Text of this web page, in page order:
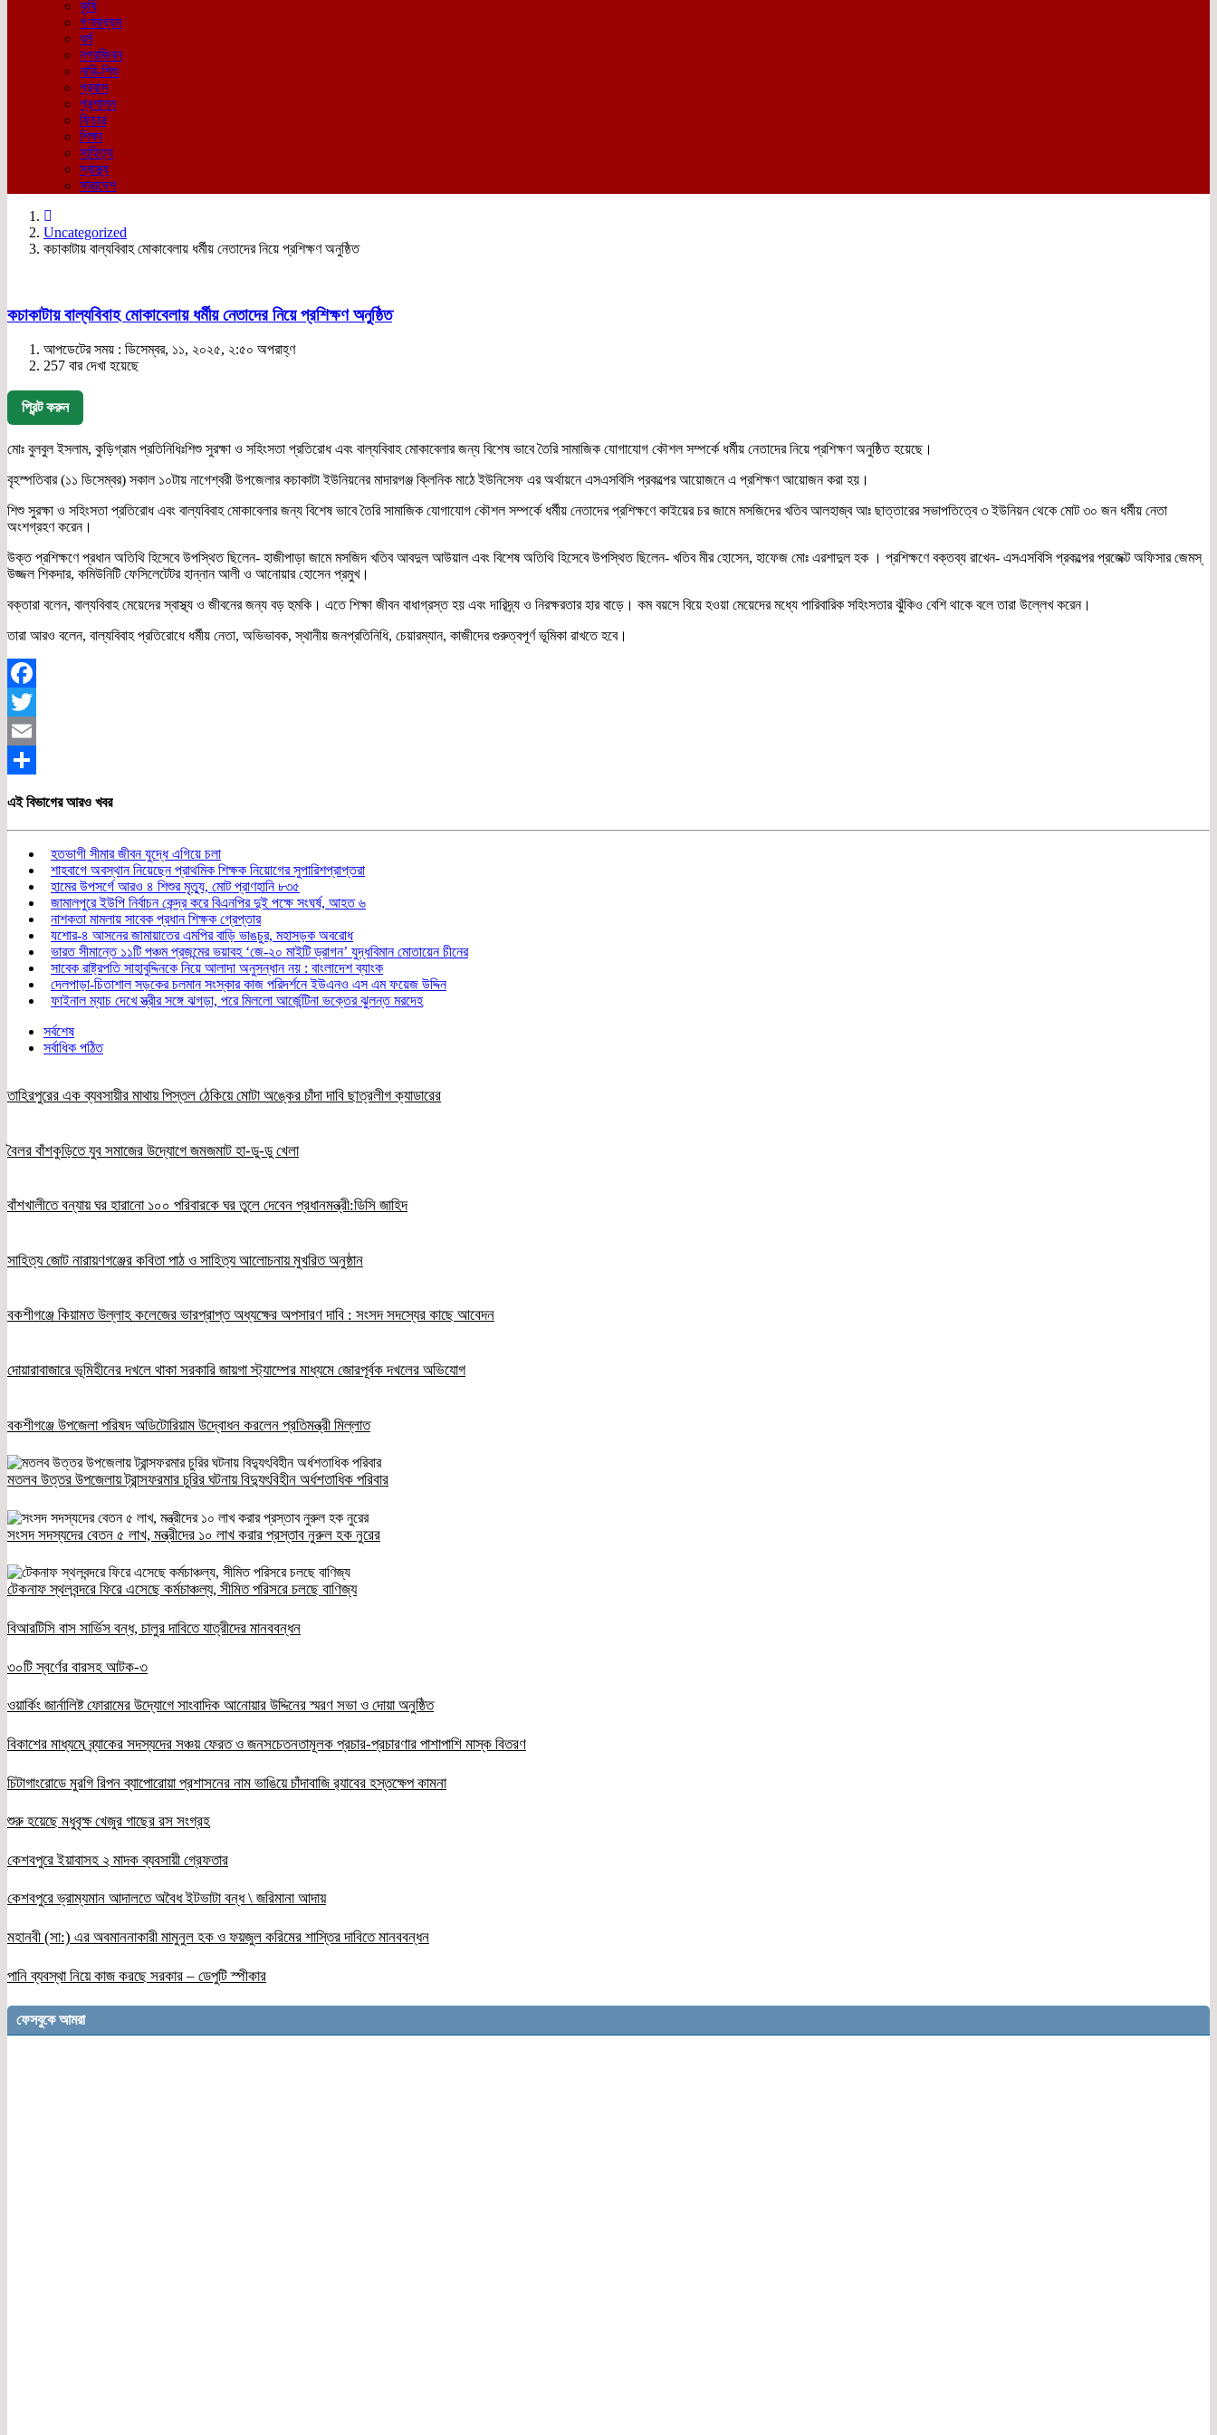
কৃষি
গণমাধ্যম
ধর্ম
নগরজিবন
নারি-শিশু
প্রবাস
প্রশাসন
ফিচার
শিক্ষা
সাহিত্য
স্বাস্থ্য
সারাদেশ
Uncategorized
কচাকাটায় বাল্যবিবাহ মোকাবেলায় ধর্মীয় নেতাদের নিয়ে প্রশিক্ষণ অনুষ্ঠিত
কচাকাটায় বাল্যবিবাহ মোকাবেলায় ধর্মীয় নেতাদের নিয়ে প্রশিক্ষণ অনুষ্ঠিত
আপডেটের সময় : ডিসেম্বর, ১১, ২০২৫, ২:৫০ অপরাহ্ণ
257 বার দেখা হয়েছে
প্রিন্ট করুন
মোঃ বুলবুল ইসলাম, কুড়িগ্রাম প্রতিনিধিঃশিশু সুরক্ষা ও সহিংসতা প্রতিরোধ এবং বাল্যবিবাহ মোকাবেলার জন্য বিশেষ ভাবে তৈরি সামাজিক যোগাযোগ কৌশল সম্পর্কে ধর্মীয় নেতাদের নিয়ে প্রশিক্ষণ অনুষ্ঠিত হয়েছে।
বৃহস্পতিবার (১১ ডিসেম্বর) সকাল ১০টায় নাগেশ্বরী উপজেলার কচাকাটা ইউনিয়নের মাদারগঞ্জ ক্লিনিক মাঠে ইউনিসেফ এর অর্থায়নে এসএসবিসি প্রকল্পের আয়োজনে এ প্রশিক্ষণ আয়োজন করা হয়।
শিশু সুরক্ষা ও সহিংসতা প্রতিরোধ এবং বাল্যবিবাহ মোকাবেলার জন্য বিশেষ ভাবে তৈরি সামাজিক যোগাযোগ কৌশল সম্পর্কে ধর্মীয় নেতাদের প্রশিক্ষণে কাইয়ের চর জামে মসজিদের খতিব আলহাজ্ব আঃ ছাত্তারের সভাপতিত্বে ৩ ইউনিয়ন থেকে মোট ৩০ জন ধর্মীয় নেতা
অংশগ্রহণ করেন।
উক্ত প্রশিক্ষণে প্রধান অতিথি হিসেবে উপস্থিত ছিলেন- হাজীপাড়া জামে মসজিদ খতিব আবদুল আউয়াল এবং বিশেষ অতিথি হিসেবে উপস্থিত ছিলেন- খতিব মীর হোসেন, হাফেজ মোঃ এরশাদুল হক । প্রশিক্ষণে বক্তব্য রাখেন- এসএসবিসি প্রকল্পের প্রজেক্ট অফিসার জেমস্
উজ্জল শিকদার, কমিউনিটি ফেসিলেটেটর হান্নান আলী ও আনোয়ার হোসেন প্রমুখ।
বক্তারা বলেন, বাল্যবিবাহ মেয়েদের স্বাস্থ্য ও জীবনের জন্য বড় হুমকি। এতে শিক্ষা জীবন বাধাগ্রস্ত হয় এবং দারিদ্র্য ও নিরক্ষরতার হার বাড়ে। কম বয়সে বিয়ে হওয়া মেয়েদের মধ্যে পারিবারিক সহিংসতার ঝুঁকিও বেশি থাকে বলে তারা উল্লেখ করেন।
তারা আরও বলেন, বাল্যবিবাহ প্রতিরোধে ধর্মীয় নেতা, অভিভাবক, স্থানীয় জনপ্রতিনিধি, চেয়ারম্যান, কাজীদের গুরুত্বপূর্ণ ভূমিকা রাখতে হবে।
Facebook
Twitter
Email
এই বিভাগের আরও খবর
হতভাগী সীমার জীবন যুদ্ধে এগিয়ে চলা
শাহবাগে অবস্থান নিয়েছেন প্রাথমিক শিক্ষক নিয়োগের সুপারিশপ্রাপ্তরা
হামের উপসর্গে আরও ৪ শিশুর মৃত্যু, মোট প্রাণহানি ৮৩৫
জামালপুরে ইউপি নির্বাচন কেন্দ্র করে বিএনপির দুই পক্ষে সংঘর্ষ, আহত ৬
নাশকতা মামলায় সাবেক প্রধান শিক্ষক গ্রেপ্তার
যশোর-৪ আসনের জামায়াতের এমপির বাড়ি ভাঙচুর, মহাসড়ক অবরোধ
ভারত সীমান্তে ১১টি পঞ্চম প্রজন্মের ভয়াবহ ‘জে-২০ মাইটি ড্রাগন’ যুদ্ধবিমান মোতায়েন চীনের
সাবেক রাষ্ট্রপতি সাহাবুদ্দিনকে নিয়ে আলাদা অনুসন্ধান নয় : বাংলাদেশ ব্যাংক
দেলপাড়া-চিতাশাল সড়কের চলমান সংস্কার কাজ পরিদর্শনে ইউএনও এস এম ফয়েজ উদ্দিন
ফাইনাল ম্যাচ দেখে স্ত্রীর সঙ্গে ঝগড়া, পরে মিললো আর্জেন্টিনা ভক্তের ঝুলন্ত মরদেহ
সর্বশেষ
সর্বাধিক পঠিত
তাহিরপুরের এক ব্যবসায়ীর মাথায় পিস্তল ঠেকিয়ে মোটা অঙ্কের চাঁদা দাবি ছাত্রলীগ ক্যাডারের
বৈলর বাঁশকুড়িতে যুব সমাজের উদ্যোগে জমজমাট হা-ডু-ডু খেলা
বাঁশখালীতে বন্যায় ঘর হারানো ১০০ পরিবারকে ঘর তুলে দেবেন প্রধানমন্ত্রী:ডিসি জাহিদ
সাহিত্য জোট নারায়ণগঞ্জের কবিতা পাঠ ও সাহিত্য আলোচনায় মুখরিত অনুষ্ঠান
বকশীগঞ্জে কিয়ামত উল্লাহ কলেজের ভারপ্রাপ্ত অধ্যক্ষের অপসারণ দাবি : সংসদ সদস্যের কাছে আবেদন
দোয়ারাবাজারে ভূমিহীনের দখলে থাকা সরকারি জায়গা স্ট্যাম্পের মাধ্যমে জোরপূর্বক দখলের অভিযোগ
বকশীগঞ্জে উপজেলা পরিষদ অডিটোরিয়াম উদ্বোধন করলেন প্রতিমন্ত্রী মিল্লাত
মতলব উত্তর উপজেলায় ট্রান্সফরমার চুরির ঘটনায় বিদ্যুৎবিহীন অর্ধশতাধিক পরিবার
সংসদ সদস্যদের বেতন ৫ লাখ, মন্ত্রীদের ১০ লাখ করার প্রস্তাব নুরুল হক নুরের
টেকনাফ স্থলবন্দরে ফিরে এসেছে কর্মচাঞ্চল্য, সীমিত পরিসরে চলছে বাণিজ্য
বিআরটিসি বাস সার্ভিস বন্ধ, চালুর দাবিতে যাত্রীদের মানববন্ধন
৩০টি স্বর্ণের বারসহ আটক-৩
ওয়ার্কিং জার্নালিষ্ট ফোরামের উদ্যোগে সাংবাদিক আনোয়ার উদ্দিনের স্মরণ সভা ও দোয়া অনুষ্ঠিত
বিকাশের মাধ্যমে ব্র্যাকের সদস্যদের সঞ্চয় ফেরত ও জনসচেতনতামূলক প্রচার-প্রচারণার পাশাপাশি মাস্ক বিতরণ
চিটাগাংরোডে মুরগি রিপন ব্যাপোরোয়া প্রশাসনের নাম ভাঙিয়ে চাঁদাবাজি র‌্যাবের হস্তক্ষেপ কামনা
শুরু হয়েছে মধুবৃক্ষ খেজুর গাছের রস সংগ্রহ
কেশবপুরে ইয়াবাসহ ২ মাদক ব্যবসায়ী গ্রেফতার
কেশবপুরে ভ্রাম্যমান আদালতে অবৈধ ইটভাটা বন্ধ \ জরিমানা আদায়
মহানবী (সা:) এর অবমাননাকারী মামুনুল হক ও ফয়জুল করিমের শাস্তির দাবিতে মানববন্ধন
পানি ব্যবস্থা নিয়ে কাজ করছে সরকার – ডেপুটি স্পীকার
ফেসবুকে আমরা